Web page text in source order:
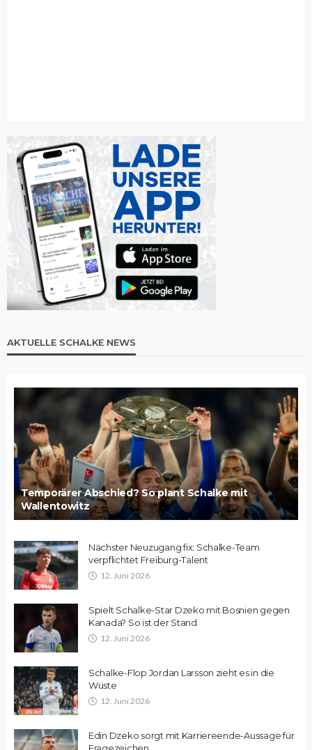
AKTUELLE SCHALKE NEWS
Temporärer Abschied? So plant Schalke mit
Wallentowitz
Nächster Neuzugang fix: Schalke-Team
verpflichtet Freiburg-Talent
12. Juni 2026
Spielt Schalke-Star Dzeko mit Bosnien gegen
Kanada? So ist der Stand
12. Juni 2026
Schalke-Flop Jordan Larsson zieht es in die
Wüste
12. Juni 2026
Edin Dzeko sorgt mit Karriereende-Aussage für